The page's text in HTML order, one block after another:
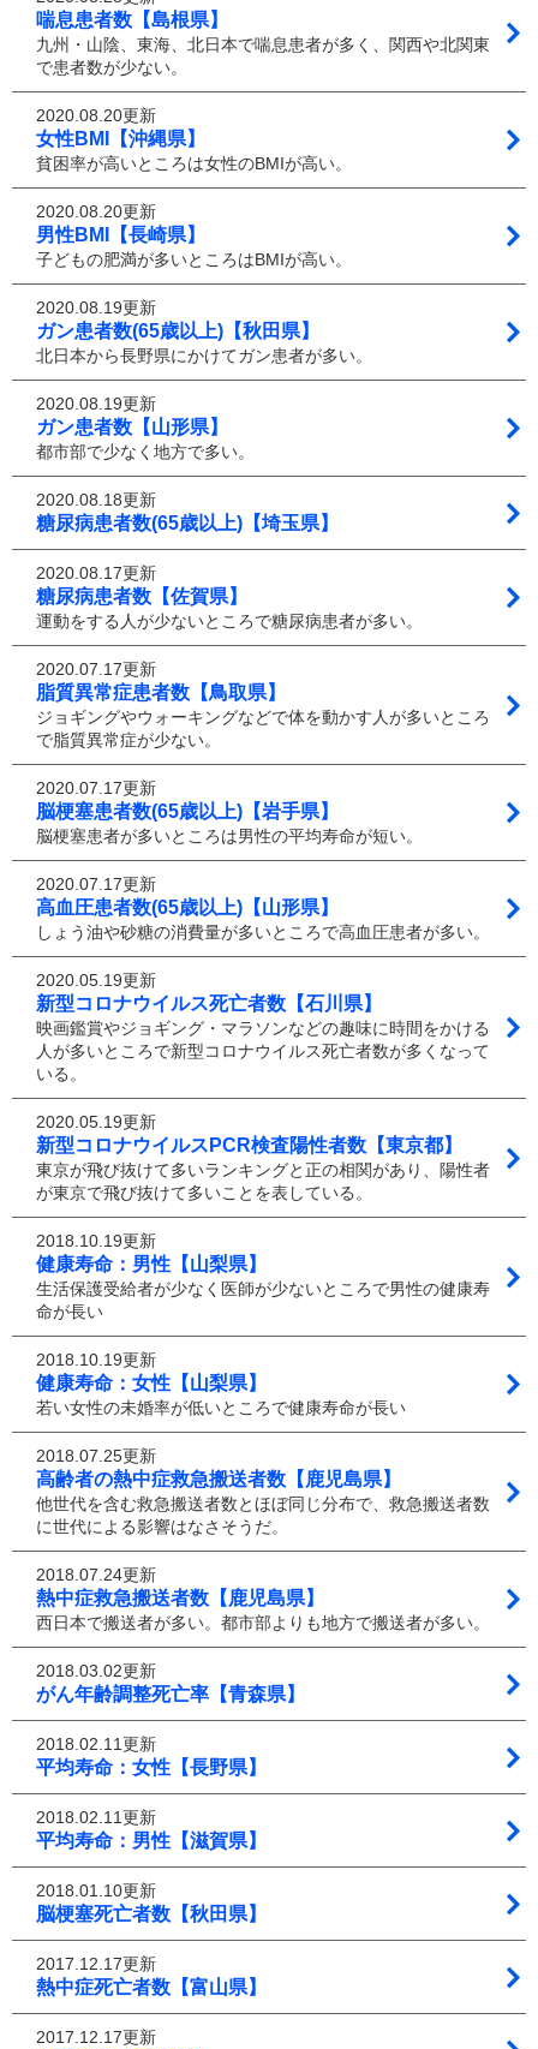
喘息患者数【島根県】
九州・山陰、東海、北日本で喘息患者が多く、関西や北関東
で患者数が少ない。
2020.08.20更新
女性BMI【沖縄県】
貧困率が高いところは女性のBMIが高い。
2020.08.20更新
男性BMI【長崎県】
子どもの肥満が多いところはBMIが高い。
2020.08.19更新
ガン患者数(65歳以上)【秋田県】
北日本から長野県にかけてガン患者が多い。
2020.08.19更新
ガン患者数【山形県】
都市部で少なく地方で多い。
2020.08.18更新
糖尿病患者数(65歳以上)【埼玉県】
2020.08.17更新
糖尿病患者数【佐賀県】
運動をする人が少ないところで糖尿病患者が多い。
2020.07.17更新
脂質異常症患者数【鳥取県】
ジョギングやウォーキングなどで体を動かす人が多いところ
で脂質異常症が少ない。
2020.07.17更新
脳梗塞患者数(65歳以上)【岩手県】
脳梗塞患者が多いところは男性の平均寿命が短い。
2020.07.17更新
高血圧患者数(65歳以上)【山形県】
しょう油や砂糖の消費量が多いところで高血圧患者が多い。
2020.05.19更新
新型コロナウイルス死亡者数【石川県】
映画鑑賞やジョギング・マラソンなどの趣味に時間をかける
人が多いところで新型コロナウイルス死亡者数が多くなって
いる。
2020.05.19更新
新型コロナウイルスPCR検査陽性者数【東京都】
東京が飛び抜けて多いランキングと正の相関があり、陽性者
が東京で飛び抜けて多いことを表している。
2018.10.19更新
健康寿命：男性【山梨県】
生活保護受給者が少なく医師が少ないところで男性の健康寿
命が長い
2018.10.19更新
健康寿命：女性【山梨県】
若い女性の未婚率が低いところで健康寿命が長い
2018.07.25更新
高齢者の熱中症救急搬送者数【鹿児島県】
他世代を含む救急搬送者数とほぼ同じ分布で、救急搬送者数
に世代による影響はなさそうだ。
2018.07.24更新
熱中症救急搬送者数【鹿児島県】
西日本で搬送者が多い。都市部よりも地方で搬送者が多い。
2018.03.02更新
がん年齢調整死亡率【青森県】
2018.02.11更新
平均寿命：女性【長野県】
2018.02.11更新
平均寿命：男性【滋賀県】
2018.01.10更新
脳梗塞死亡者数【秋田県】
2017.12.17更新
熱中症死亡者数【富山県】
2017.12.17更新